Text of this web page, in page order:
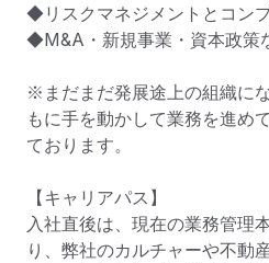
◆リスクマネジメントとコン
◆M&A・新規事業・資本政策
※まだまだ発展途上の組織に
もに手を動かして業務を進め
ております。
【キャリアパス】
入社直後は、現在の業務管理
り、弊社のカルチャーや不動